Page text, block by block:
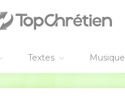
Textes Musique